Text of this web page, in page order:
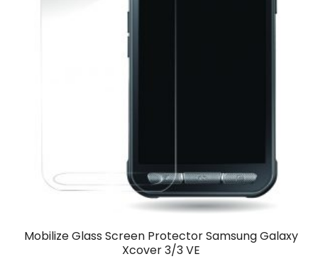
Mobilize Glass Screen Protector Samsung Galaxy
Xcover 3/3 VE